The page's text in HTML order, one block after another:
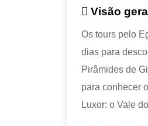
Visão geral
Os tours pelo
dias para
Pirâmides de
para conhecer
Luxor: o Vale